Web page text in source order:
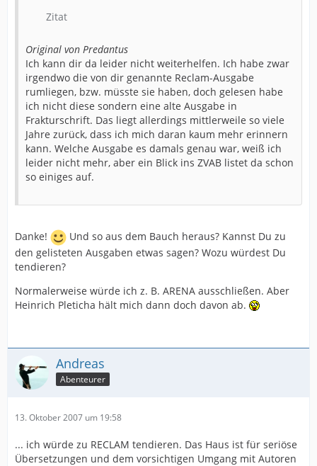
Zitat
Original von Predantus
Ich kann dir da leider nicht weiterhelfen. Ich habe zwar
irgendwo die von dir genannte Reclam-Ausgabe
rumliegen, bzw. müsste sie haben, doch gelesen habe
ich nicht diese sondern eine alte Ausgabe in
Frakturschrift. Das liegt allerdings mittlerweile so viele
Jahre zurück, dass ich mich daran kaum mehr erinnern
kann. Welche Ausgabe es damals genau war, weiß ich
leider nicht mehr, aber ein Blick ins ZVAB listet da schon
so einiges auf.
Danke!
Und so aus dem Bauch heraus? Kannst Du zu
den gelisteten Ausgaben etwas sagen? Wozu würdest Du
tendieren?
Normalerweise würde ich z. B. ARENA ausschließen. Aber
Heinrich Pleticha hält mich dann doch davon ab.
Andreas
Abenteurer
13. Oktober 2007 um 19:58
... ich würde zu RECLAM tendieren. Das Haus ist für seriöse
Übersetzungen und dem vorsichtigen Umgang mit Autoren